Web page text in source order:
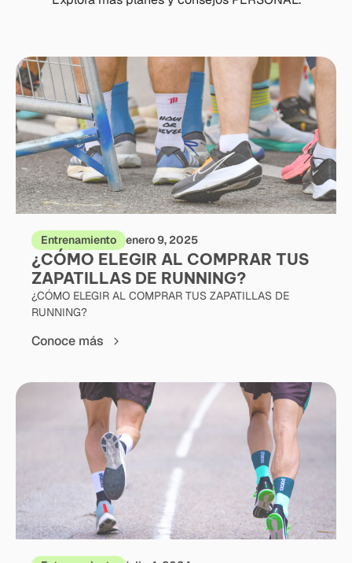
Entrenamiento enero 9, 2025
¿CÓMO ELEGIR AL COMPRAR TUS
ZAPATILLAS DE RUNNING?
¿CÓMO ELEGIR AL COMPRAR TUS ZAPATILLAS DE
RUNNING?
Conoce más